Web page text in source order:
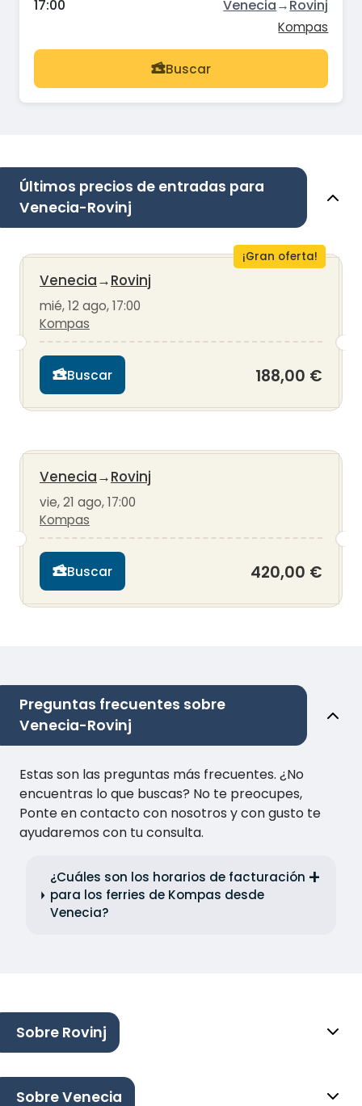
17:00 Venecia→Rovinj
Kompas
Buscar
Últimos precios de entradas para
Venecia-Rovinj
¡Gran oferta!
Venecia→Rovinj
mié, 12 ago, 17:00
Kompas
Buscar 188,00 €
Venecia→Rovinj
vie, 21 ago, 17:00
Kompas
Buscar 420,00 €
Preguntas frecuentes sobre
Venecia-Rovinj
Estas son las preguntas más frecuentes. ¿No
encuentras lo que buscas? No te preocupes,
Ponte en contacto con nosotros y con gusto te
ayudaremos con tu consulta.
¿Cuáles son los horarios de facturación
para los ferries de Kompas desde
Venecia?
Sobre Rovinj
Sobre Venecia